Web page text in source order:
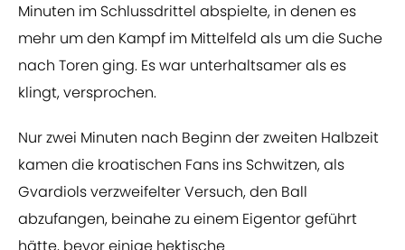
Minuten im Schlussdrittel abspielte, in denen es
mehr um den Kampf im Mittelfeld als um die Suche
nach Toren ging. Es war unterhaltsamer als es
klingt, versprochen.
Nur zwei Minuten nach Beginn der zweiten Halbzeit
kamen die kroatischen Fans ins Schwitzen, als
Gvardiols verzweifelter Versuch, den Ball
abzufangen, beinahe zu einem Eigentor geführt